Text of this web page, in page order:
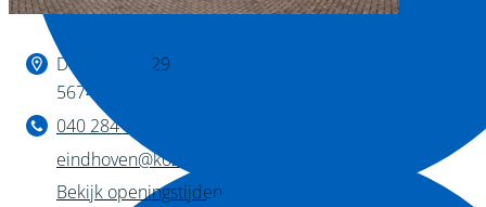
Binnen kijken?
De Huufkes 29
5674 TL Nuenen
040 284 1222
eindhoven@kozion.nl
Bekijk openingstijden